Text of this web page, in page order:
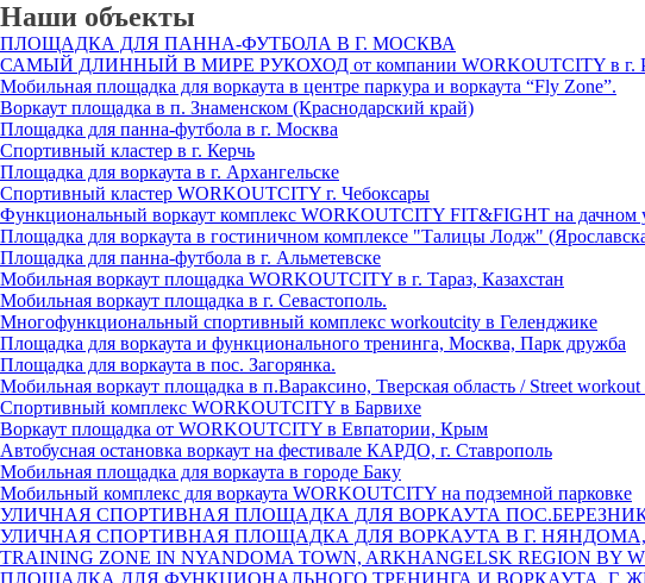
Наши объекты
ПЛОЩАДКА ДЛЯ ПАННА-ФУТБОЛА В Г. МОСКВА
САМЫЙ ДЛИННЫЙ В МИРЕ РУКОХОД от компании WORKOUTCITY в г.
Мобильная площадка для воркаута в центре паркура и воркаута “Fly Zone”.
Воркаут площадка в п. Знаменском (Краснодарский край)
Площадка для панна-футбола в г. Москва
Спортивный кластер в г. Керчь
Площадка для воркаута в г. Архангельске
Спортивный кластер WORKOUTCITY г. Чебоксары
Функциональный воркаут комплекс WORKOUTCITY FIT&FIGHT на
Площадка для воркаута в гостиничном комплексе "Талицы Лодж"
Площадка для панна-футбола в г. Альметевске
Мобильная воркаут площадка WORKOUTCITY в г. Тараз, Казахстан
Мобильная воркаут площадка в г. Севастополь.
Многофункциональный спортивный комплекс workoutcity в Геленджике
Площадка для воркаута и функционального тренинга, Москва, Парк дружба
Площадка для воркаута в пос. Загорянка.
Мобильная воркаут площадка в п.Вараксино, Тверская область / Street
Спортивный комплекс WORKOUTCITY в Барвихе
Воркаут площадка от WORKOUTCITY в Евпатории, Крым
Автобусная остановка воркаут на фестивале КАРДО, г. Ставрополь
Мобильная площадка для воркаута в городе Баку
Мобильный комплекс для воркаута WORKOUTCITY на подземной парковке
УЛИЧНАЯ СПОРТИВНАЯ ПЛОЩАДКА ДЛЯ ВОРКАУТА ПОС.БЕРЕЗНИК /
УЛИЧНАЯ СПОРТИВНАЯ ПЛОЩАДКА ДЛЯ ВОРКАУТА В Г. НЯНДОМА,
TRAINING ZONE IN NYANDOMA TOWN, ARKHANGELSK REGION BY
ПЛОЩАДКА ДЛЯ ФУНКЦИОНАЛЬНОГО ТРЕНИНГА И ВОРКАУТА, Г.